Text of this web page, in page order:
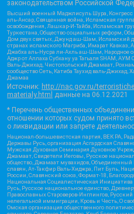
законодательством Российской
Высший военный Маджлисуль Шура, Конгресс
аль-Ансар, Священная война, Исламская
освобождения, Лашкар-И-Тайба, Исламская
Туркестана, Общество социальных реформ,
Дом двух святых, Джунд аш-Шам, Исламский
странах исламского Магриба, Имарат Кавказ,
Джабха аль-Нусра ли-Ахль аш-Шам, Народное
Аджр от Аллаха Субхану уа Тагьаля SHAM,
Валь-Джихад, Чистопольский Джамаат,
сообщество Сеть, Катиба Таухид валь-
Джамаа
Источник: http://nac.gov.ru/
materialy.html данные на 06.12.2021
* Перечень общественных
отношении которых судом принято
о ликвидации или запрете
Национал-большевистская партия, ВЕК РА,
Державы Русь, организация Асгардская
Мужская Духовная Семинария Духовное
Джамаат, Свидетели Иеговы, Русское
общество, Джамаат мувахидов, Объединенный
славян, Ат-Такфир Валь-Хиджра, Пит Буль,
России, Славянский союз, Формат-18,
Национальная Социалистическая Инициатива
Русь, Русское национальное единство,
Православных Староверов-Инглингов,
нелегальной иммиграции, Кровь и Честь, О
Омская организация общественного